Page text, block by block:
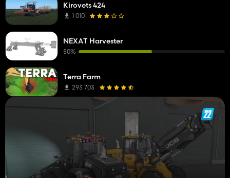
Kamyonlar
Ön Yükleyiciler
Arabalar 1
Biçerdöverler
Pulluklar
Kirovets 424
1 010
NEXAT Harvester
50%
Terra Farm
293 703